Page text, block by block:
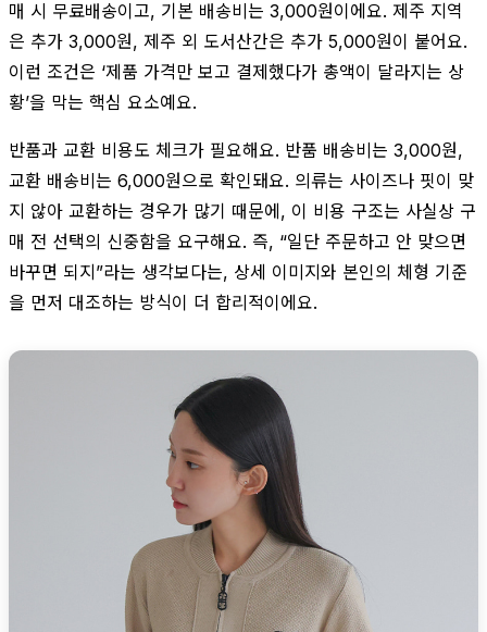
매 시 무료배송이고, 기본 배송비는 3,000원이에요. 제주 지역
은 추가 3,000원, 제주 외 도서산간은 추가 5,000원이 붙어요.
이런 조건은 ‘제품 가격만 보고 결제했다가 총액이 달라지는 상
황’을 막는 핵심 요소예요.
반품과 교환 비용도 체크가 필요해요. 반품 배송비는 3,000원,
교환 배송비는 6,000원으로 확인돼요. 의류는 사이즈나 핏이 맞
지 않아 교환하는 경우가 많기 때문에, 이 비용 구조는 사실상 구
매 전 선택의 신중함을 요구해요. 즉, “일단 주문하고 안 맞으면
바꾸면 되지”라는 생각보다는, 상세 이미지와 본인의 체형 기준
을 먼저 대조하는 방식이 더 합리적이에요.